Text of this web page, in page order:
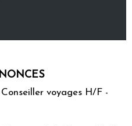
voyages H/F -